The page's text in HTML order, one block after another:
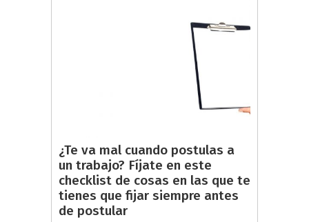
¿Te va mal cuando postulas a
un trabajo? Fíjate en este
checklist de cosas en las que te
tienes que fijar siempre antes
de postular